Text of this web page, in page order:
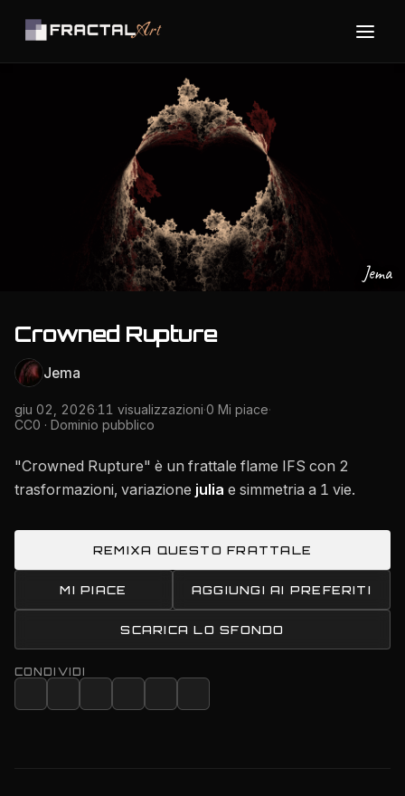
Jema
Crowned Rupture
Jema
giu 02, 2026·11 visualizzazioni·0 Mi piace·
CC0 · Dominio pubblico
"Crowned Rupture" è un frattale flame IFS con 2
trasformazioni, variazione julia e simmetria a 1 vie.
REMIXA QUESTO FRATTALE
MI PIACE AGGIUNGI AI PREFERITI
SCARICA LO SFONDO
CONDIVIDI